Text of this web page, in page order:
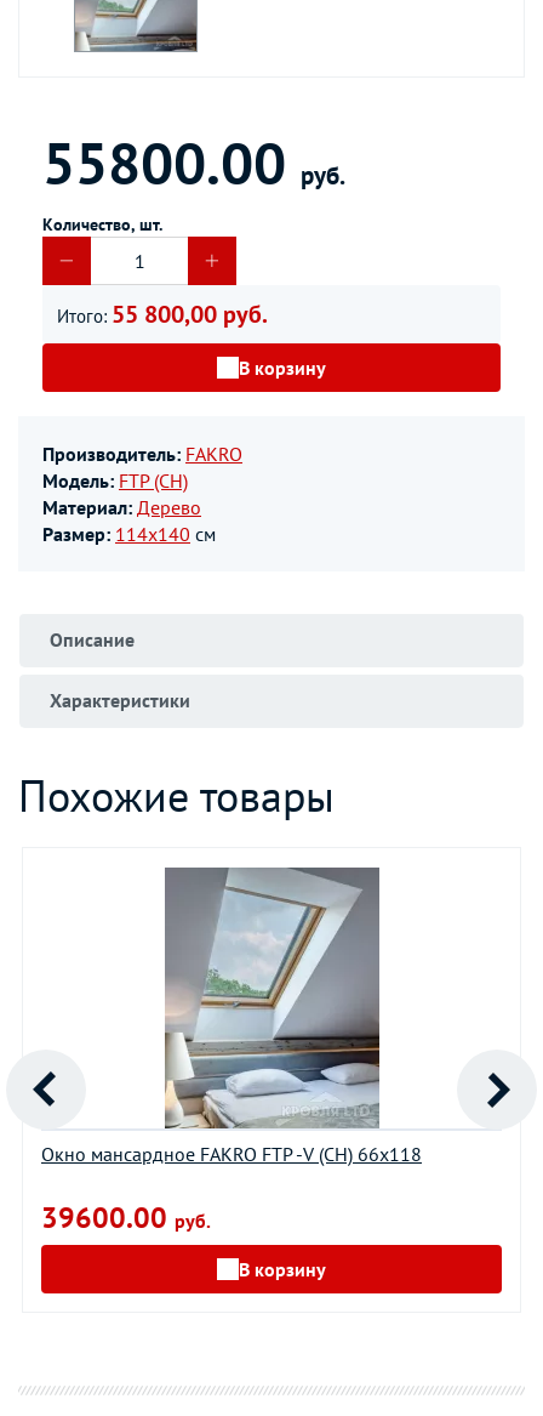
55800.00 руб.
Количество, шт.
Итого: 55 800,00 руб.
В корзину
Производитель: FAKRO
Модель: FTP (CH)
Материал: Дерево
Размер: 114х140 см
Описание
Характеристики
Похожие товары
Окно мансардное FAKRO FTP -V (CH) 66х118
39600.00 руб.
В корзину